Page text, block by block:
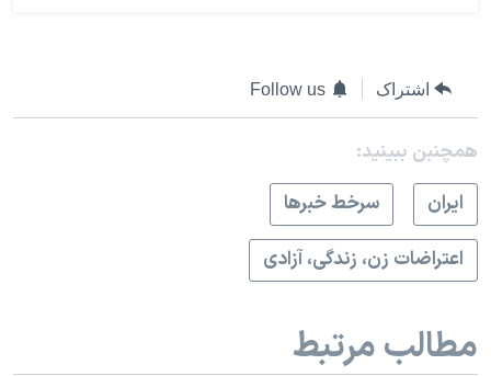
اشتراک Follow us
همچنبن ببینید:
ايران
سرخط خبرها
اعتراضات زن، زندگی، آزادی
مطالب مرتبط